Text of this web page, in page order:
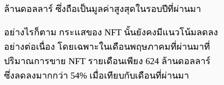
ล้านดอลลาร์ ซึ่งถือเป็นมูลค่าสูงสุดในรอบปีที่ผ่านมา
อย่างไรก็ตาม กระแสของ NFT นั้นยังคงมีแนวโน้มลดลง
อย่างต่อเนื่อง โดยเฉพาะในเดือนพฤษภาคมที่ผ่านมาที่
ปริมาณการขาย NFT รายเดือนเพียง 624 ล้านดอลลาร์
ซึ่งลดลงมากกว่า 54% เมื่อเทียบกับเดือนที่ผ่านมา